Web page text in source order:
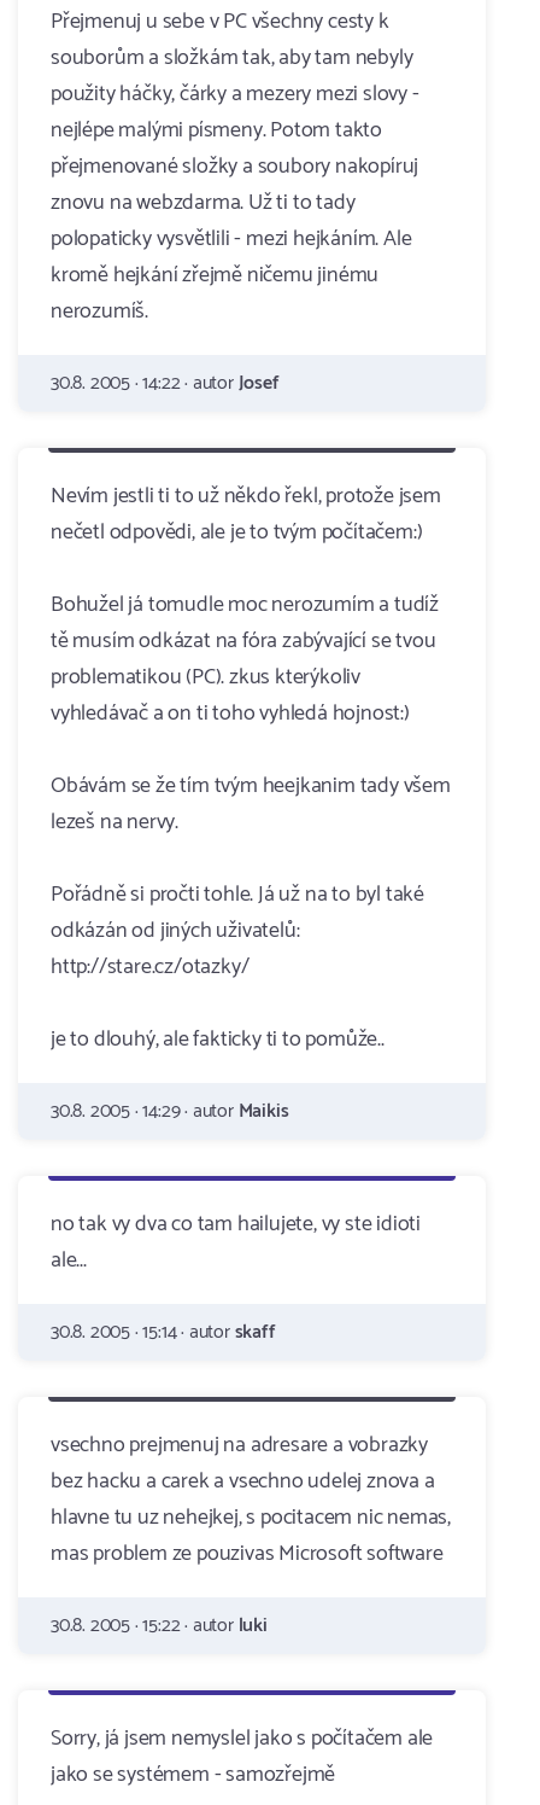
Přejmenuj u sebe v PC všechny cesty k
souborům a složkám tak, aby tam nebyly
použity háčky, čárky a mezery mezi slovy -
nejlépe malými písmeny. Potom takto
přejmenované složky a soubory nakopíruj
znovu na webzdarma. Už ti to tady
polopaticky vysvětlili - mezi hejkáním. Ale
kromě hejkání zřejmě ničemu jinému
nerozumíš.
30.8. 2005 · 14:22 · autorJosef
Nevím jestli ti to už někdo řekl, protože jsem
nečetl odpovědi, ale je to tvým počítačem:)
Bohužel já tomudle moc nerozumím a tudíž
tě musím odkázat na fóra zabývající se tvou
problematikou (PC). zkus kterýkoliv
vyhledávač a on ti toho vyhledá hojnost:)
Obávám se že tím tvým heejkanim tady všem
lezeš na nervy.
Pořádně si pročti tohle. Já už na to byl také
odkázán od jiných uživatelů:
http://stare.cz/otazky/
je to dlouhý, ale fakticky ti to pomůže..
30.8. 2005 · 14:29 · autorMaikis
no tak vy dva co tam hailujete, vy ste idioti
ale...
30.8. 2005 · 15:14 · autorskaff
vsechno prejmenuj na adresare a vobrazky
bez hacku a carek a vsechno udelej znova a
hlavne tu uz nehejkej, s pocitacem nic nemas,
mas problem ze pouzivas Microsoft software
30.8. 2005 · 15:22 · autorluki
Sorry, já jsem nemyslel jako s počítačem ale
jako se systémem - samozřejmě